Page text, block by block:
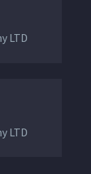
LTD
LTD